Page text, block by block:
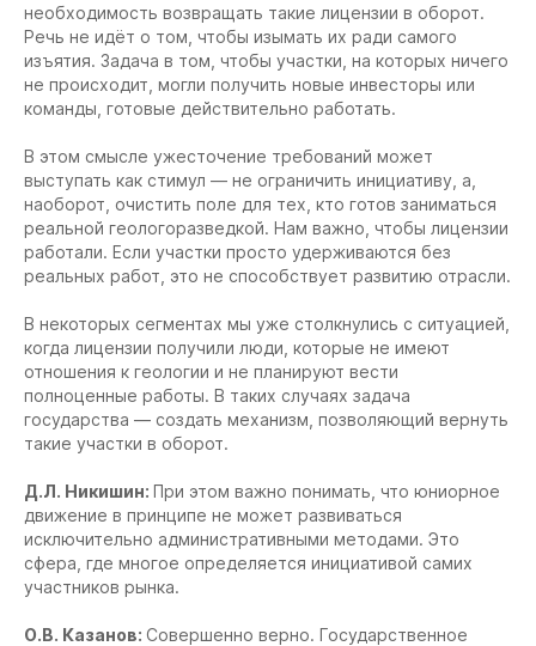
необходимость возвращать такие лицензии в оборот.
Речь не идёт о том, чтобы изымать их ради самого
изъятия. Задача в том, чтобы участки, на которых ничего
не происходит, могли получить новые инвесторы или
команды, готовые действительно работать.
В этом смысле ужесточение требований может
выступать как стимул — не ограничить инициативу, а,
наоборот, очистить поле для тех, кто готов заниматься
реальной геологоразведкой. Нам важно, чтобы лицензии
работали. Если участки просто удерживаются без
реальных работ, это не способствует развитию отрасли.
В некоторых сегментах мы уже столкнулись с ситуацией,
когда лицензии получили люди, которые не имеют
отношения к геологии и не планируют вести
полноценные работы. В таких случаях задача
государства — создать механизм, позволяющий вернуть
такие участки в оборот.
Д.Л. Никишин: При этом важно понимать, что юниорное
движение в принципе не может развиваться
исключительно административными методами. Это
сфера, где многое определяется инициативой самих
участников рынка.
О.В. Казанов: Совершенно верно. Государственное